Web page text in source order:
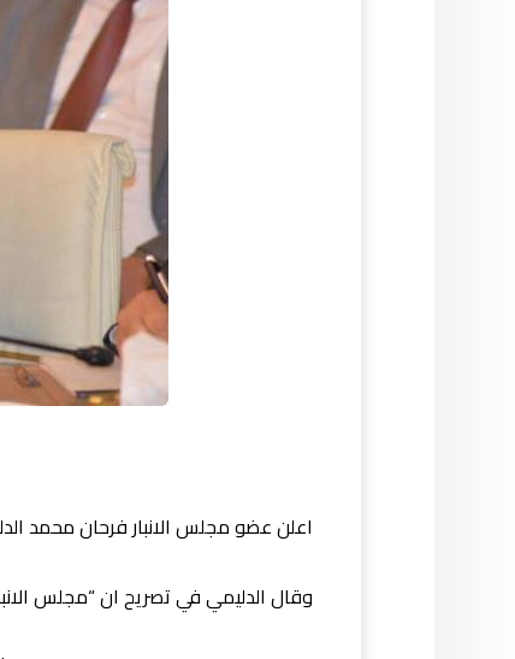
اعلن عضو مجلس الانبار فرحان محمد
وقال الدليمي في تصريح ان “مجلس الانبار عقد جلسته